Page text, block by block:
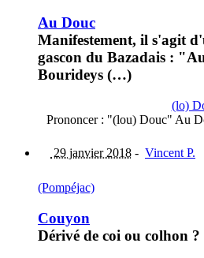
Au Douc
Manifestement, il s'agit
gascon du Bazadais :
Bourideys (…)
(lo)
Prononcer : "(lou) Douc" Au
29 janvier 2018 - Vincent P.
(Pompéjac)
Couyon
Dérivé de coi ou colhon ?